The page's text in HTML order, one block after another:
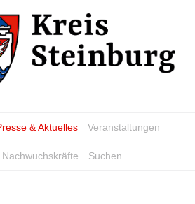
& Aktuelles Veranstaltungen
Suchen